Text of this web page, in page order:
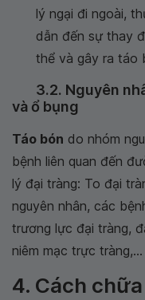
lý ngại đi ngoài,
dẫn đến sự thay
thể và gây ra táo
3.2. Nguyên
và ổ bụng
Táo bón do nhóm
bệnh liên quan đến
lý đại tràng: To đại
nguyên nhân, các
trương lực đại tràng,
niêm mạc trực tràng,...
4. Cách